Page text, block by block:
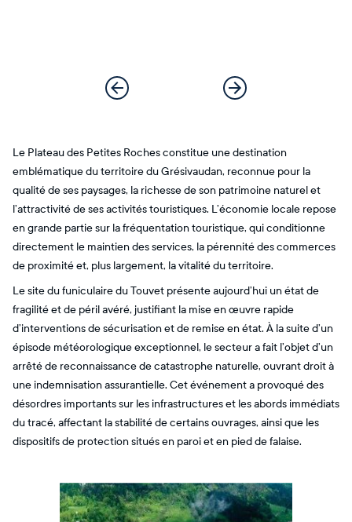
Le Plateau des Petites Roches constitue une destination
emblématique du territoire du Grésivaudan, reconnue pour la
qualité de ses paysages, la richesse de son patrimoine naturel et
l’attractivité de ses activités touristiques. L’économie locale repose
en grande partie sur la fréquentation touristique, qui conditionne
directement le maintien des services, la pérennité des commerces
de proximité et, plus largement, la vitalité du territoire.
Le site du funiculaire du Touvet présente aujourd’hui un état de
fragilité et de péril avéré, justifiant la mise en œuvre rapide
d’interventions de sécurisation et de remise en état. À la suite d’un
épisode météorologique exceptionnel, le secteur a fait l’objet d’un
arrêté de reconnaissance de catastrophe naturelle, ouvrant droit à
une indemnisation assurantielle. Cet événement a provoqué des
désordres importants sur les infrastructures et les abords immédiats
du tracé, affectant la stabilité de certains ouvrages, ainsi que les
dispositifs de protection situés en paroi et en pied de falaise.